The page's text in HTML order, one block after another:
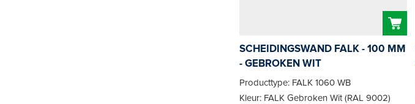
SCHEIDINGSWAND FALK - 100 MM
- GEBROKEN WIT
Producttype: FALK 1060 WB
Kleur: FALK Gebroken Wit (RAL 9002)